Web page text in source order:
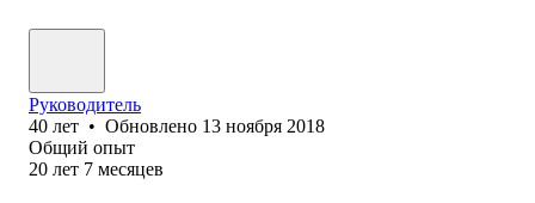
Руководитель
40 лет • Обновлено 13 ноября 2018
Общий опыт
20 лет 7 месяцев